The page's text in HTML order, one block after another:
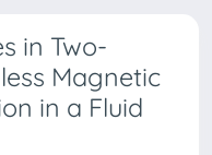
in Two-
Magnetic
in a Fluid